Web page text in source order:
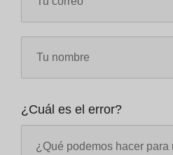
¿Cuál es el error?